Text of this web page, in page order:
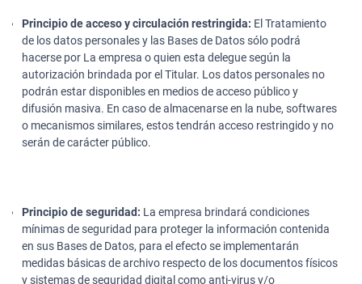
Principio de acceso y circulación restringida: El Tratamiento
de los datos personales y las Bases de Datos sólo podrá
hacerse por La empresa o quien esta delegue según la
autorización brindada por el Titular. Los datos personales no
podrán estar disponibles en medios de acceso público y
difusión masiva. En caso de almacenarse en la nube, softwares
o mecanismos similares, estos tendrán acceso restringido y no
serán de carácter público.
Principio de seguridad: La empresa brindará condiciones
mínimas de seguridad para proteger la información contenida
en sus Bases de Datos, para el efecto se implementarán
medidas básicas de archivo respecto de los documentos físicos
y sistemas de seguridad digital como anti-virus y/o